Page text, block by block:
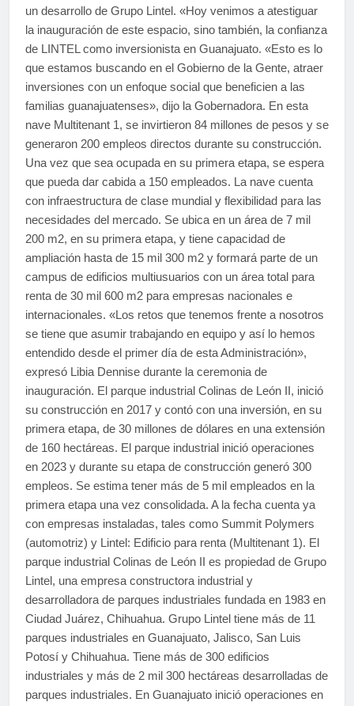
un desarrollo de Grupo Lintel. «Hoy venimos a atestiguar
la inauguración de este espacio, sino también, la confianza
de LINTEL como inversionista en Guanajuato. «Esto es lo
que estamos buscando en el Gobierno de la Gente, atraer
inversiones con un enfoque social que beneficien a las
familias guanajuatenses», dijo la Gobernadora. En esta
nave Multitenant 1, se invirtieron 84 millones de pesos y se
generaron 200 empleos directos durante su construcción.
Una vez que sea ocupada en su primera etapa, se espera
que pueda dar cabida a 150 empleados. La nave cuenta
con infraestructura de clase mundial y flexibilidad para las
necesidades del mercado. Se ubica en un área de 7 mil
200 m2, en su primera etapa, y tiene capacidad de
ampliación hasta de 15 mil 300 m2 y formará parte de un
campus de edificios multiusuarios con un área total para
renta de 30 mil 600 m2 para empresas nacionales e
internacionales. «Los retos que tenemos frente a nosotros
se tiene que asumir trabajando en equipo y así lo hemos
entendido desde el primer día de esta Administración»,
expresó Libia Dennise durante la ceremonia de
inauguración. El parque industrial Colinas de León II, inició
su construcción en 2017 y contó con una inversión, en su
primera etapa, de 30 millones de dólares en una extensión
de 160 hectáreas. El parque industrial inició operaciones
en 2023 y durante su etapa de construcción generó 300
empleos. Se estima tener más de 5 mil empleados en la
primera etapa una vez consolidada. A la fecha cuenta ya
con empresas instaladas, tales como Summit Polymers
(automotriz) y Lintel: Edificio para renta (Multitenant 1). El
parque industrial Colinas de León II es propiedad de Grupo
Lintel, una empresa constructora industrial y
desarrolladora de parques industriales fundada en 1983 en
Ciudad Juárez, Chihuahua. Grupo Lintel tiene más de 11
parques industriales en Guanajuato, Jalisco, San Luis
Potosí y Chihuahua. Tiene más de 300 edificios
industriales y más de 2 mil 300 hectáreas desarrolladas de
parques industriales. En Guanajuato inició operaciones en